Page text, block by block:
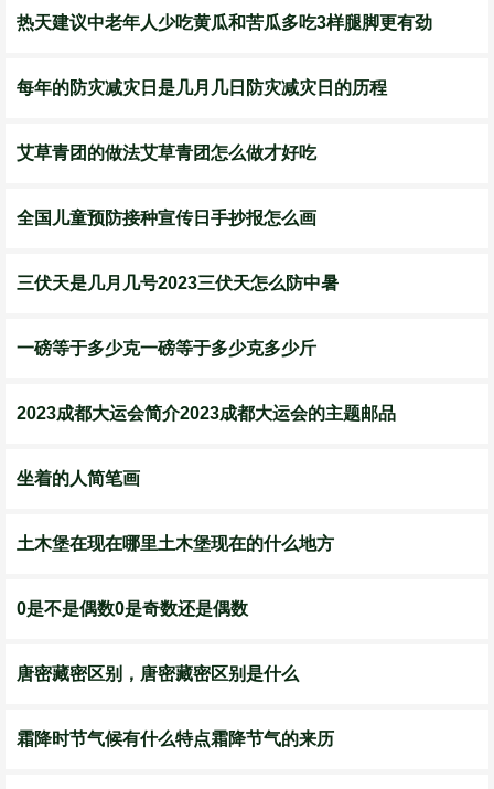
热天建议中老年人少吃黄瓜和苦瓜多吃3样腿脚更有劲
每年的防灾减灾日是几月几日防灾减灾日的历程
艾草青团的做法艾草青团怎么做才好吃
全国儿童预防接种宣传日手抄报怎么画
三伏天是几月几号2023三伏天怎么防中暑
一磅等于多少克一磅等于多少克多少斤
2023成都大运会简介2023成都大运会的主题邮品
坐着的人简笔画
土木堡在现在哪里土木堡现在的什么地方
0是不是偶数0是奇数还是偶数
唐密藏密区别，唐密藏密区别是什么
霜降时节气候有什么特点霜降节气的来历